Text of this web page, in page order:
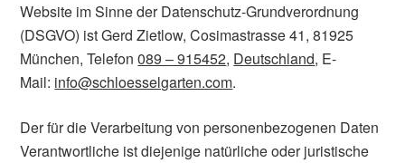
Website im Sinne der Datenschutz-Grundverordnung
(DSGVO) ist Gerd Zietlow, Cosimastrasse 41, 81925
München, Telefon089 – 915452, Deutschland, E-
Mail: info@schloesselgarten.com.
Der für die Verarbeitung von personenbezogenen Daten
Verantwortliche ist diejenige natürliche oder juristische